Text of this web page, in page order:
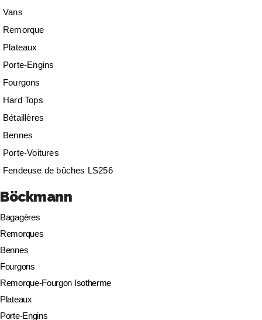
Vans
Remorque
Plateaux
Porte-Engins
Fourgons
Hard Tops
Bétaillères
Bennes
Porte-Voitures
Fendeuse de bûches LS256
Böckmann
Bagagères
Remorques
Bennes
Fourgons
Remorque-Fourgon Isotherme
Plateaux
Porte-Engins